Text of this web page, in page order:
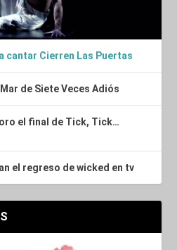
cantar Cierren Las Puertas
de Siete Veces Adiós
el final de Tick, Tick…
el regreso de wicked en tv